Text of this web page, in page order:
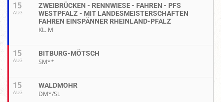
15
AUG
ZWEIBRÜCKEN - RENNWIESE - FAHREN - PFS
WESTPFALZ - MIT LANDESMEISTERSCHAFTEN
FAHREN EINSPÄNNER RHEINLAND-PFALZ
KL. M
15
AUG
BITBURG-MÖTSCH
SM**
15
AUG
WALDMOHR
DM*/SL